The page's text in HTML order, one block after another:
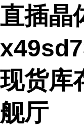
直插晶
现货库
舰厅